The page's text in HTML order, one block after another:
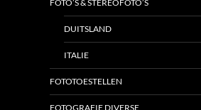
FOTO’S & STEREOFOTO’S
DUITSLAND
ITALIE
FOTOTOESTELLEN
FOTOGRAFIE DIVERSE